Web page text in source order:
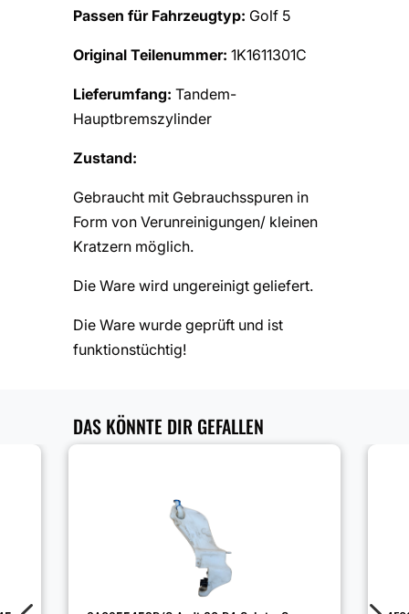
Passen für Fahrzeugtyp: Golf 5
Original Teilenummer: 1K1611301C
Lieferumfang: Tandem-
Hauptbremszylinder
Zustand:
Gebraucht mit Gebrauchsspuren in
Form von Verunreinigungen/ kleinen
Kratzern möglich.
Die Ware wird ungereinigt geliefert.
Die Ware wurde geprüft und ist
funktionstüchtig!
DAS KÖNNTE DIR GEFALLEN